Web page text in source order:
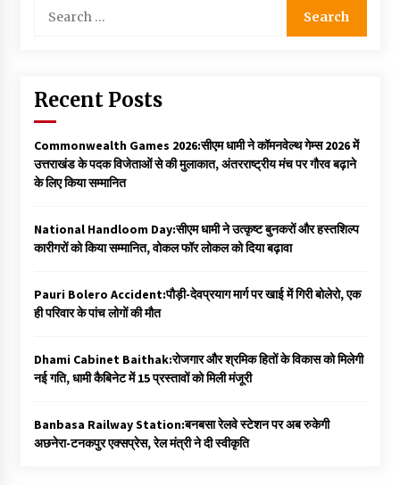
for:
Recent Posts
Commonwealth Games 2026:सीएम धामी ने कॉमनवेल्थ गेम्स 2026 में
उत्तराखंड के पदक विजेताओं से की मुलाकात, अंतरराष्ट्रीय मंच पर गौरव बढ़ाने
के लिए किया सम्मानित
National Handloom Day:सीएम धामी ने उत्कृष्ट बुनकरों और हस्तशिल्प
कारीगरों को किया सम्मानित, वोकल फॉर लोकल को दिया बढ़ावा
Pauri Bolero Accident:पौड़ी-देवप्रयाग मार्ग पर खाई में गिरी बोलेरो, एक
ही परिवार के पांच लोगों की मौत
Dhami Cabinet Baithak:रोजगार और श्रमिक हितों के विकास को मिलेगी
नई गति, धामी कैबिनेट में 15 प्रस्तावों को मिली मंजूरी
Banbasa Railway Station:बनबसा रेलवे स्टेशन पर अब रुकेगी
अछनेरा-टनकपुर एक्सप्रेस, रेल मंत्री ने दी स्वीकृति